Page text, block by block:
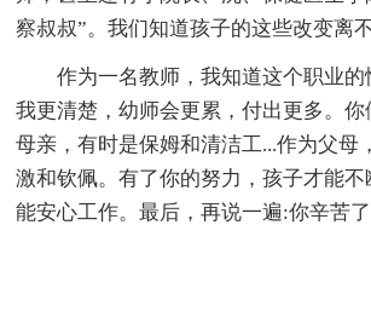
察叔叔”。我们知道孩子的这些改变离
作为一名教师，我知道这个职业的
我更清楚，幼师会更累，付出更多。
母亲，有时是保姆和清洁工...作为父母
激和钦佩。有了你的努力，孩子才能
能安心工作。最后，再说一遍:你辛苦了